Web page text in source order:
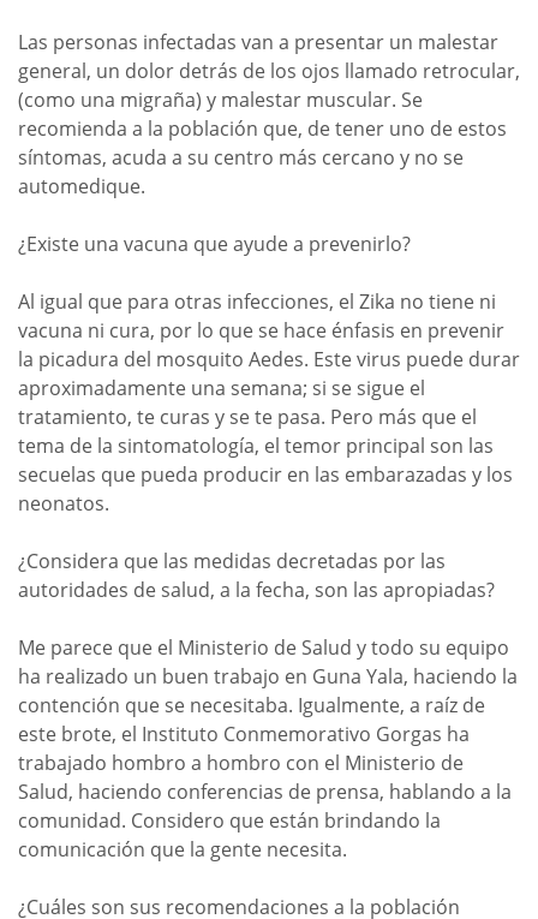
Las personas infectadas van a presentar un malestar
general, un dolor detrás de los ojos llamado retrocular,
(como una migraña) y malestar muscular. Se
recomienda a la población que, de tener uno de estos
síntomas, acuda a su centro más cercano y no se
automedique.
¿Existe una vacuna que ayude a prevenirlo?
Al igual que para otras infecciones, el Zika no tiene ni
vacuna ni cura, por lo que se hace énfasis en prevenir
la picadura del mosquito Aedes. Este virus puede durar
aproximadamente una semana; si se sigue el
tratamiento, te curas y se te pasa. Pero más que el
tema de la sintomatología, el temor principal son las
secuelas que pueda producir en las embarazadas y los
neonatos.
¿Considera que las medidas decretadas por las
autoridades de salud, a la fecha, son las apropiadas?
Me parece que el Ministerio de Salud y todo su equipo
ha realizado un buen trabajo en Guna Yala, haciendo la
contención que se necesitaba. Igualmente, a raíz de
este brote, el Instituto Conmemorativo Gorgas ha
trabajado hombro a hombro con el Ministerio de
Salud, haciendo conferencias de prensa, hablando a la
comunidad. Considero que están brindando la
comunicación que la gente necesita.
¿Cuáles son sus recomendaciones a la población